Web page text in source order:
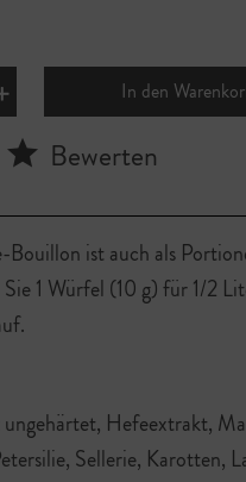
In den
Bewerten
Bouillon ist auch als
1 Würfel (10 g) für 1/2
Hefeextrakt,
Sellerie, Karotten,